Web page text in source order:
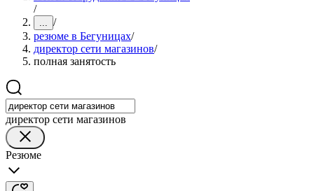
/
... /
резюме в Бегуницах/
директор сети магазинов/
полная занятость
директор сети магазинов
Резюме